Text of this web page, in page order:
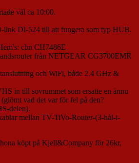
väl ca 10:00.
link DI-524 till att fungera som typ HUB.
cbn CH7486E
från NETGEAR CG3700EMR
och WiFi, både 2.4 GHz &
in till sovrummet som ersatte en ännu
vad det var för fel på den?
delen).
mellan TV-TiVo-Router-(3-hål-i-
köpt på Kjell&Company för 26kr,